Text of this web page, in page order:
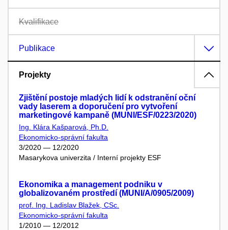
Kvalifikace
Publikace
Projekty
Zjištění postoje mladých lidí k odstranění oční
vady laserem a doporučení pro vytvoření
marketingové kampaně (MUNI/ESF/0223/2020)
Ing. Klára Kašparová, Ph.D.
Ekonomicko-správní fakulta
3/2020 — 12/2020
Masarykova univerzita / Interní projekty ESF
Ekonomika a management podniku v
globalizovaném prostředí (MUNI/A/0905/2009)
prof. Ing. Ladislav Blažek, CSc.
Ekonomicko-správní fakulta
1/2010 — 12/2012